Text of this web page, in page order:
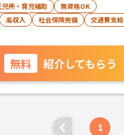
児所・育児補助
無資格OK
高収入 社会保険完備
交通費支給
無料 紹介してもらう
1